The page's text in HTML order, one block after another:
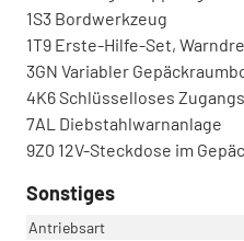
1S3 Bordwerkzeug
1T9 Erste-Hilfe-Set,
3GN Variabler
4K6 Schlüsselloses
7AL Diebstahlwarnanlage
9Z0 12V-Steckdose im
Sonstiges
Antriebsart